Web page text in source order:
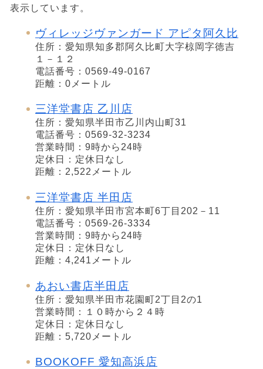
表示しています。
ヴィレッジヴァンガード アピタ阿久比
住所：愛知県知多郡阿久比町大字椋岡字徳吉
１－１２
電話番号：0569-49-0167
距離：0メートル
三洋堂書店 乙川店
住所：愛知県半田市乙川内山町31
電話番号：0569-32-3234
営業時間：9時から24時
定休日：定休日なし
距離：2,522メートル
三洋堂書店 半田店
住所：愛知県半田市宮本町6丁目202－11
電話番号：0569-26-3334
営業時間：9時から24時
定休日：定休日なし
距離：4,241メートル
あおい書店半田店
住所：愛知県半田市花園町2丁目2の1
営業時間：１０時から２４時
定休日：定休日なし
距離：5,720メートル
BOOKOFF 愛知高浜店